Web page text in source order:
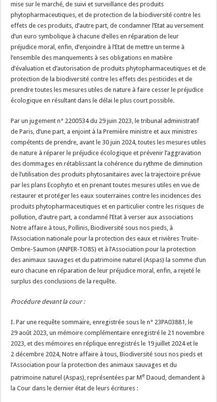
mise sur le marché, de suivi et surveillance des produits
phytopharmaceutiques, et de protection de la biodiversité contre les
effets de ces produits, d’autre part, de condamner l’Etat au versement
d’un euro symbolique à chacune d’elles en réparation de leur
préjudice moral, enfin, d’enjoindre à l’Etat de mettre un terme à
l’ensemble des manquements à ses obligations en matière
d’évaluation et d’autorisation de produits phytopharmaceutiques et de
protection de la biodiversité contre les effets des pesticides et de
prendre toutes les mesures utiles de nature à faire cesser le préjudice
écologique en résultant dans le délai le plus court possible.
Par un jugement n° 2200534 du 29 juin 2023, le tribunal administratif
de Paris, d’une part, a enjoint à la Première ministre et aux ministres
compétents de prendre, avant le 30 juin 2024, toutes les mesures utiles
de nature à réparer le préjudice écologique et prévenir l’aggravation
des dommages en rétablissant la cohérence du rythme de diminution
de l’utilisation des produits phytosanitaires avec la trajectoire prévue
par les plans Ecophyto et en prenant toutes mesures utiles en vue de
restaurer et protéger les eaux souterraines contre les incidences des
produits phytopharmaceutiques et en particulier contre les risques de
pollution, d’autre part, a condamné l’Etat à verser aux associations
Notre affaire à tous, Pollinis, Biodiversité sous nos pieds, à
l’Association nationale pour la protection des eaux et rivières Truite-
Ombre-Saumon (ANPER-TO8S) et à l’Association pour la protection
des animaux sauvages et du patrimoine naturel (Aspas) la somme d’un
euro chacune en réparation de leur préjudice moral, enfin, a rejeté le
surplus des conclusions de la requête.
Procédure devant la cour :
I. Par une requête sommaire, enregistrée sous le n° 23PA03881, le
29 août 2023, un mémoire complémentaire enregistré le 21 novembre
2023, et des mémoires en réplique enregistrés le 19 juillet 2024 et le
2 décembre 2024, Notre affaire à tous, Biodiversité sous nos pieds et
l’Association pour la protection des animaux sauvages et du
patrimoine naturel (Aspas), représentées par Me Daoud, demandent à
la Cour dans le dernier état de leurs écritures :